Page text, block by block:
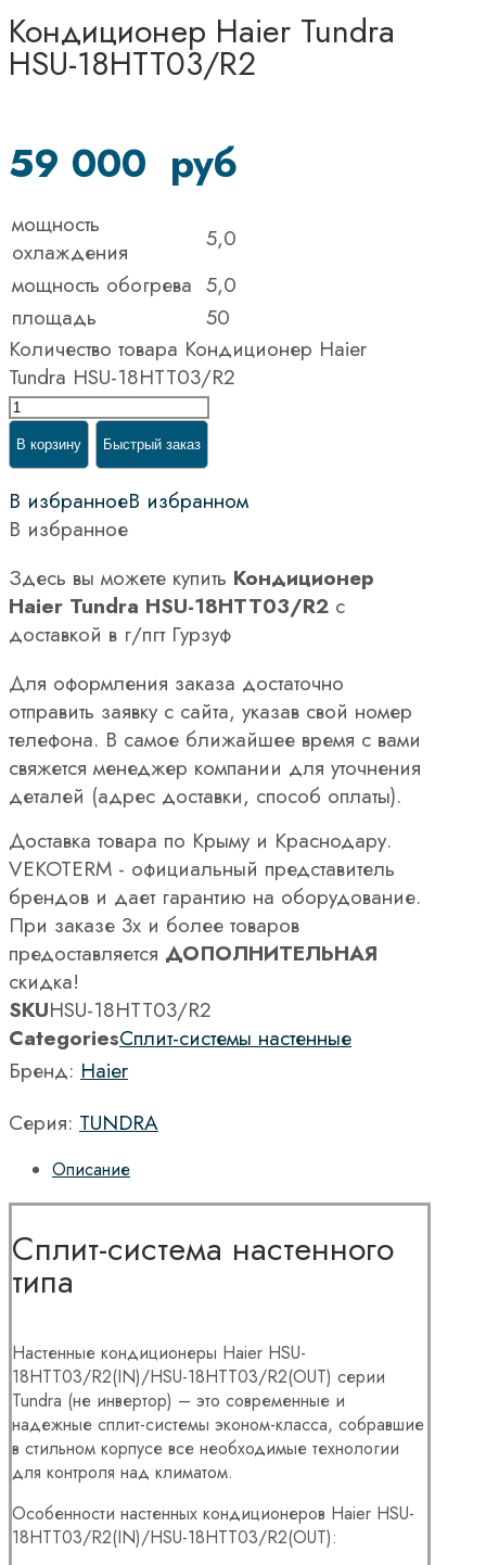
Кондиционер Haier Tundra
HSU-18HTT03/R2
59 000 руб
мощность
охлаждения
5,0
мощность обогрева 5,0
площадь
50
Количество товара Кондиционер Haier
Tundra HSU-18HTT03/R2
В корзину Быстрый заказ
В избранноеВ избранном
В избранное
Здесь вы можете купить Кондиционер
Haier Tundra HSU-18HTT03/R2 с
доставкой в г/пгт Гурзуф
Для оформления заказа достаточно
отправить заявку с сайта, указав свой номер
телефона. В самое ближайшее время с вами
свяжется менеджер компании для уточнения
деталей (адрес доставки, способ оплаты).
Доставка товара по Крыму и Краснодару.
VEKOTERM - официальный представитель
брендов и дает гарантию на оборудование.
При заказе 3х и более товаров
предоставляется ДОПОЛНИТЕЛЬНАЯ
скидка!
SKUHSU-18HTT03/R2
CategoriesСплит-системы настенные
Бренд: Haier
Серия: TUNDRA
Описание
Сплит-система настенного
типа
Настенные кондиционеры Haier HSU-
18HTT03/R2(IN)/HSU-18HTT03/R2(OUT) серии
Tundra (не инвертор) – это современные и
надежные сплит-системы эконом-класса, собравшие
в стильном корпусе все необходимые технологии
для контроля над климатом.
Особенности настенных кондиционеров Haier HSU-
18HTT03/R2(IN)/HSU-18HTT03/R2(OUT):